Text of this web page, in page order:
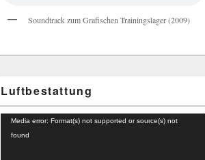
Soundtrack zum Grafischen Trainingslager (2009)
Luftbestattung
Video-
Player
Media error: Format(s) not supported or source(s) not
found